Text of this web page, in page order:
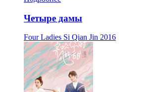
Четыре дамы
Four Ladies Si Qian Jin 2016